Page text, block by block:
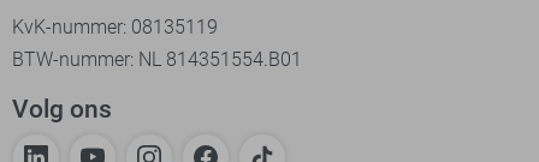
KvK-nummer: 08135119
BTW-nummer: NL 814351554.B01
Volg ons